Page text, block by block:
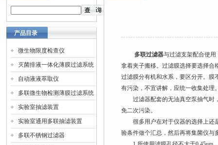
产品目录
微生物限度检查仪
灭菌排液一体化薄膜过滤系统
自动液液萃取仪
多联微生物检测薄膜过滤系统
实验室抽滤装置
实验室通用多联抽滤装置
多联不锈钢过滤器
多联过滤器与过滤支架配合使
拿着夹子搬移。过滤膜选择要选择合
过滤膜分有机和水系，要区分开。膜
有污染，不宜讲解，应统一收集处理
过滤器配套的无油真空泵抽气时，
免二次污染。
很多用户在对于仪器的选择上还是
验条件做个汇总，然后再将集菌仪与